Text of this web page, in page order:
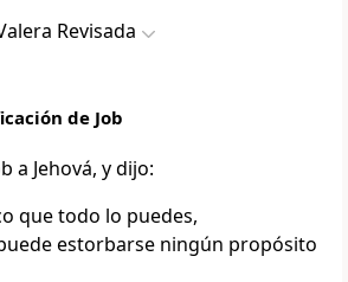
Revisada
de Job
a Jehová, y dijo:
que todo lo puedes,
estorbarse ningún propósito